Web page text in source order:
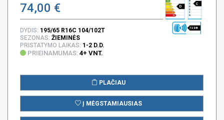
74,00 € D
C
72 DB
DYDIS: 195/65 R16C 104/102T
SEZONAS: ŽIEMINĖS
PRISTATYMO LAIKAS: 1-2 D.D.
PRIEINAMUMAS: 4+ VNT.
PLAČIAU
Į MĖGSTAMIAUSIAS